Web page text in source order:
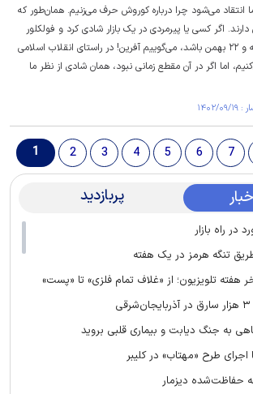
انتقاد می‌شود چرا درباره کوروش حرف می‌زنیم. همان‌طور که
اگر کسی یا پیرمردی در یک بازار شادی کرد و فولکلور
خواند، اگر در مقطع ایام‌الله و ۲۲ بهمن باشد، می‌گوییم آفرین! در راستای انقلاب اسلامی
اما اگر در آن مقطع زمانی نبود، همان شادی از نظر ما
1 2 3 4 5 6 7
پربازدید
در راه بازار
هفته تلویزیون؛ از «غلاف تمام فلزی» تا «پست»
به جنگ دیابت و بیماری قلبی بروید
طرح «مهتاب» در کلیبر
حفاظت‌شده دیزمار